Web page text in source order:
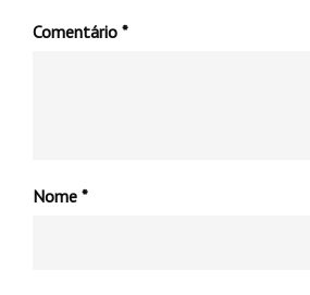
Comentário *
Nome *